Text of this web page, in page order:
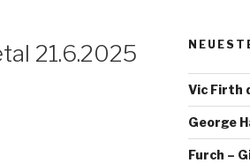
21.6.2025
Vic Firth
George
Furch –